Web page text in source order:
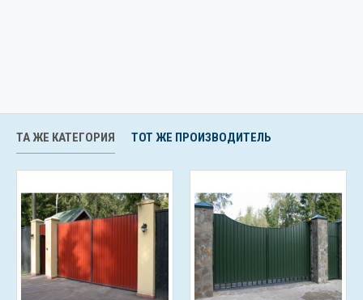
ТА ЖЕ КАТЕГОРИЯ ТОТ ЖЕ ПРОИЗВОДИТЕЛЬ